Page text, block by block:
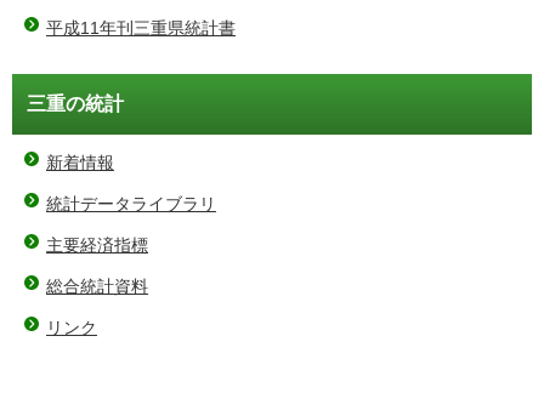
平成11年刊三重県統計書
三重の統計
新着情報
統計データライブラリ
主要経済指標
総合統計資料
リンク